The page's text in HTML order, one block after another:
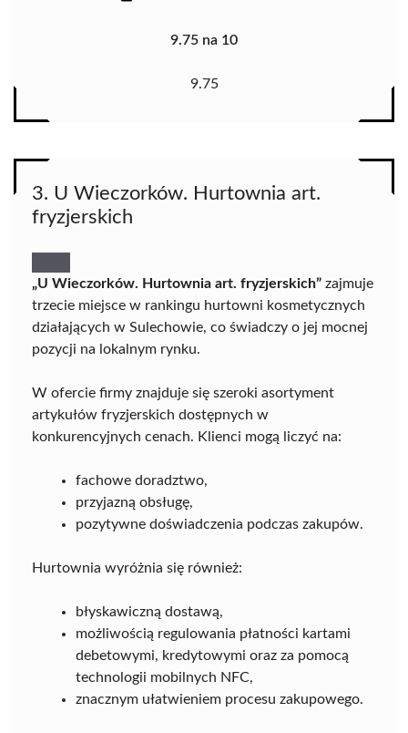
9.75 na 10
9.75
3. U Wieczorków. Hurtownia art.
fryzjerskich
„U Wieczorków. Hurtownia art. fryzjerskich” zajmuje
trzecie miejsce w rankingu hurtowni kosmetycznych
działających w Sulechowie, co świadczy o jej mocnej
pozycji na lokalnym rynku.
W ofercie firmy znajduje się szeroki asortyment
artykułów fryzjerskich dostępnych w
konkurencyjnych cenach. Klienci mogą liczyć na:
fachowe doradztwo,
przyjazną obsługę,
pozytywne doświadczenia podczas zakupów.
Hurtownia wyróżnia się również:
błyskawiczną dostawą,
możliwością regulowania płatności kartami
debetowymi, kredytowymi oraz za pomocą
technologii mobilnych NFC,
znacznym ułatwieniem procesu zakupowego.